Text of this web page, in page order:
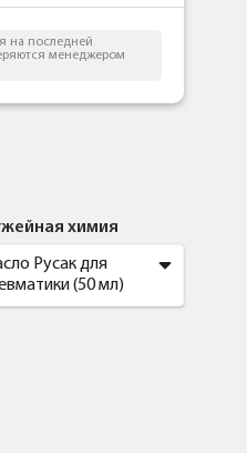
на последней
менеджером
химия
Русак для
(50 мл)